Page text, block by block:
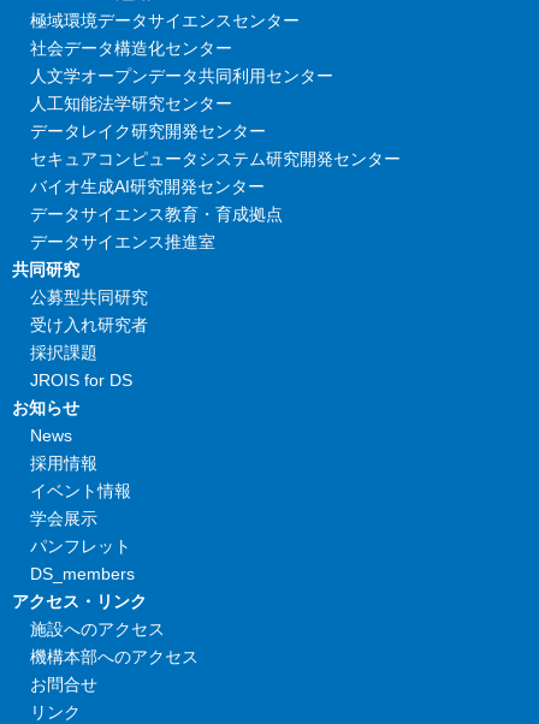
極域環境データサイエンスセンター
社会データ構造化センター
人文学オープンデータ共同利用センター
人工知能法学研究センター
データレイク研究開発センター
セキュアコンピュータシステム研究開発センター
バイオ生成AI研究開発センター
データサイエンス教育・育成拠点
データサイエンス推進室
共同研究
公募型共同研究
受け入れ研究者
採択課題
JROIS for DS
お知らせ
News
採用情報
イベント情報
学会展示
パンフレット
DS_members
アクセス・リンク
施設へのアクセス
機構本部へのアクセス
お問合せ
リンク